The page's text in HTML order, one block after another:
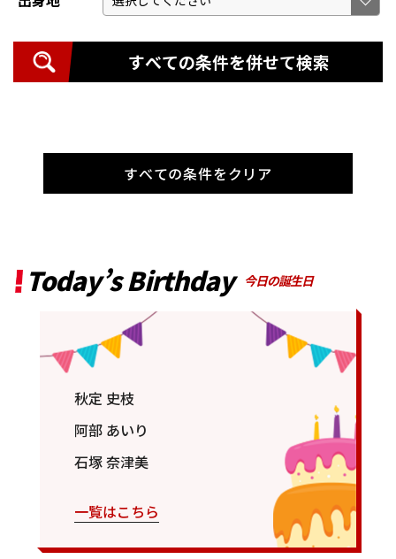
すべての条件を併せて検索
すべての条件をクリア
Today’s Birthday 今日の誕生日
秋定 史枝
阿部 あいり
石塚 奈津美
一覧はこちら